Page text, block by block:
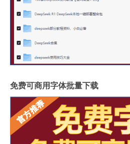
免费可商用字体批量下载